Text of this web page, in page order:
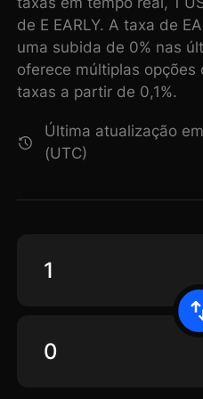
de E EARLY. A taxa de
uma subida de 0% nas
oferece múltiplas opções
taxas a partir de 0,1%.
Última atualização
(UTC)